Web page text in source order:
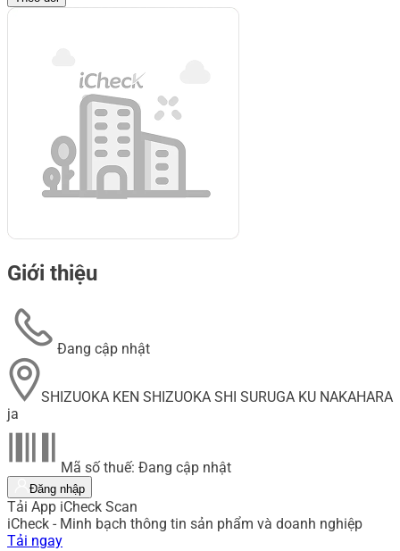
Giới thiệu
Đang cập nhật
SHIZUOKA KEN SHIZUOKA SHI SURUGA KU NAKAHARA
ja
Mã số thuế: Đang cập nhật
Đăng nhập
Tải App iCheck Scan
iCheck - Minh bạch thông tin sản phẩm và doanh nghiệp
Tải ngay